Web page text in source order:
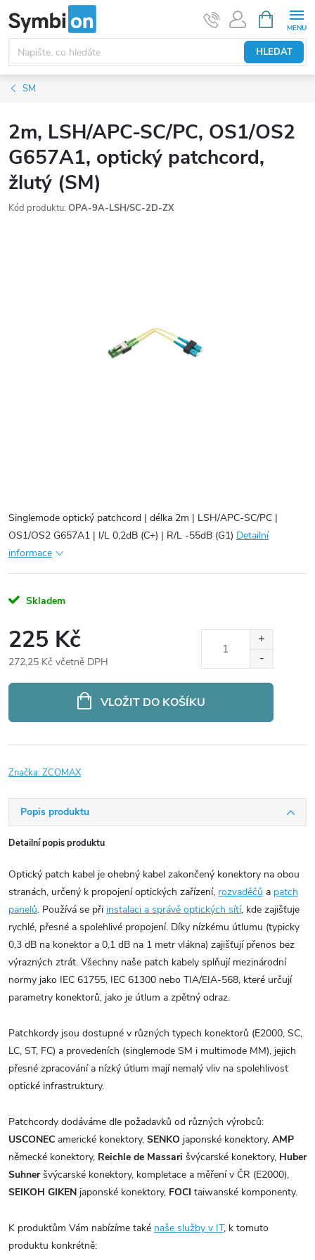
na
obsah
HLEDAT
NÁKUPNÍ
KOŠÍK
SM
2m, LSH/APC-SC/PC, OS1/OS2
G657A1, optický patchcord,
žlutý (SM)
Kód produktu: OPA-9A-LSH/SC-2D-ZX
Singlemode optický patchcord | délka 2m | LSH/APC-SC/PC |
OS1/OS2 G657A1 | I/L 0,2dB (C+) | R/L -55dB (G1) Detailní
informace
Skladem
225 Kč
272,25 Kč včetně DPH
VLOŽIT DO KOŠÍKU
Značka:ZCOMAX
Popis produktu
Detailní popis produktu
Optický patch kabel je ohebný kabel zakončený konektory na obou
stranách, určený k propojení optických zařízení, rozvaděčů a patch
panelů. Používá se při instalaci a správě optických sítí, kde zajišťuje
rychlé, přesné a spolehlivé propojení. Díky nízkému útlumu (typicky
0,3 dB na konektor a 0,1 dB na 1 metr vlákna) zajišťují přenos bez
výrazných ztrát. Všechny naše patch kabely splňují mezinárodní
normy jako IEC 61755, IEC 61300 nebo TIA/EIA-568, které určují
parametry konektorů, jako je útlum a zpětný odraz.
Patchkordy jsou dostupné v různých typech konektorů (E2000, SC,
LC, ST, FC) a provedeních (singlemode SM i multimode MM), jejich
přesné zpracování a nízký útlum mají nemalý vliv na spolehlivost
optické infrastruktury.
Patchcordy dodáváme dle požadavků od různých výrobců:
USCONEC americké konektory, SENKO japonské konektory, AMP
německé konektory, Reichle de Massari švýcarské konektory, Huber
Suhneršvýcarské konektory, kompletace a měření v ČR (E2000),
SEIKOH GIKEN japonské konektory, FOCI taiwanské komponenty.
K produktům Vám nabízíme také naše služby v IT, k tomuto
produktu konkrétně: